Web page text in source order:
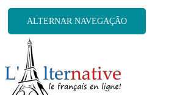
ALTERNAR NAVEGAÇÃO